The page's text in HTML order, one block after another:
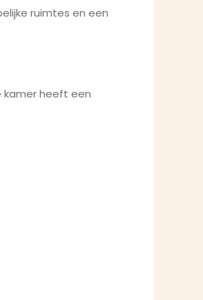
ruimtes en een
kamer heeft een